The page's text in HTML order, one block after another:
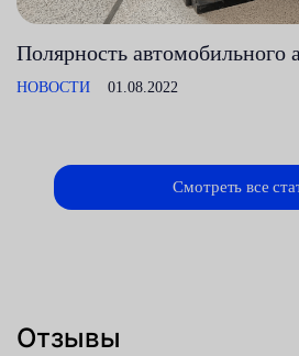
Полярность автомобильного
НОВОСТИ 01.08.2022
Смотреть все
Отзывы